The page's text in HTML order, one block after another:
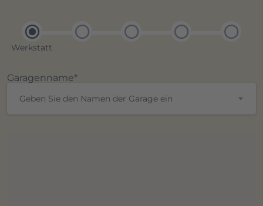
Werkstatt
Garagenname*
Geben Sie den Namen der Garage ein